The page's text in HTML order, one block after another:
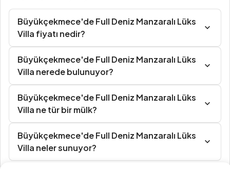
Büyükçekmece'de Full Deniz Manzaralı Lüks
Villa fiyatı nedir?
Büyükçekmece'de Full Deniz Manzaralı Lüks
Villa nerede bulunuyor?
Büyükçekmece'de Full Deniz Manzaralı Lüks
Villa ne tür bir mülk?
Büyükçekmece'de Full Deniz Manzaralı Lüks
Villa neler sunuyor?